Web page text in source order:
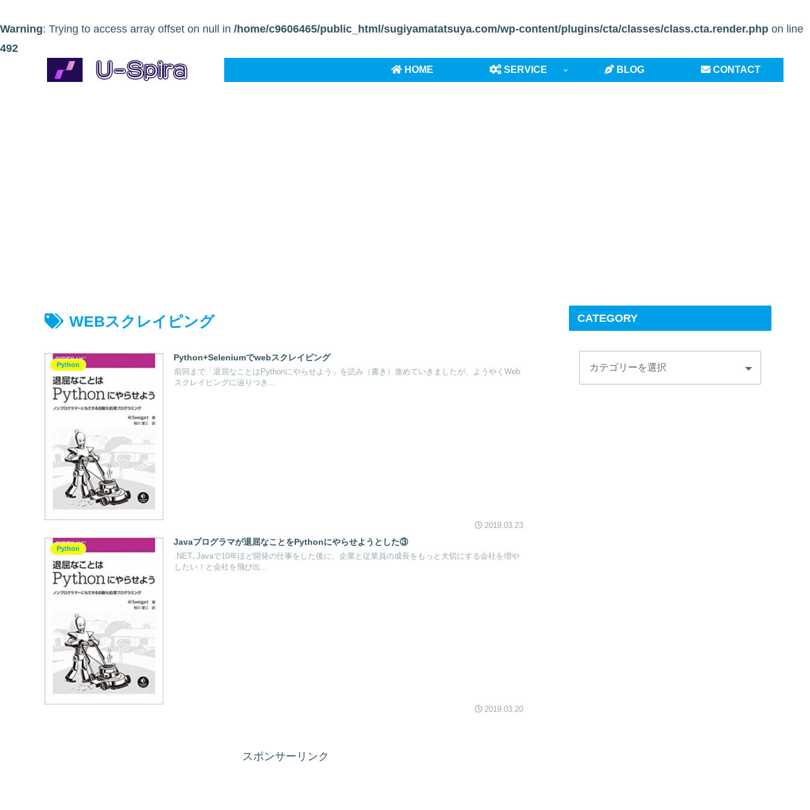
Warning: Trying to access array offset on null in /home/c9606465/public_html/sugiyamatatsuya.com/wp-content/plugins/cta/classes/class.cta.render.php on line
492
HOME SERVICE BLOG CONTACT
WEBスクレイピング
Python
Python+Seleniumでwebスクレイピング
前回まで「退屈なことはPythonにやらせよう」を読み（書き）進めていきましたが、ようやくWeb
スクレイピングに辿りつき...
2019.03.23
Python
Javaプログラマが退屈なことをPythonにやらせようとした③
.NET､Javaで10年ほど開発の仕事をした後に、企業と従業員の成長をもっと大切にする会社を増や
したい！と会社を飛び出...
2019.03.20
スポンサーリンク
CATEGORY